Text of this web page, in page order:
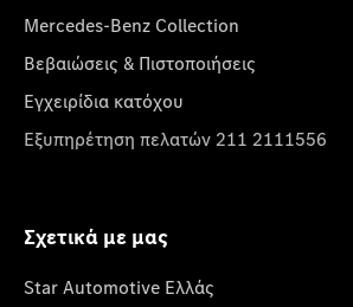
Mercedes-Benz Collection
Βεβαιώσεις & Πιστοποιήσεις
Εγχειρίδια κατόχου
Εξυπηρέτηση πελατών 211 2111556
Σχετικά με μας
Star Automotive Ελλάς